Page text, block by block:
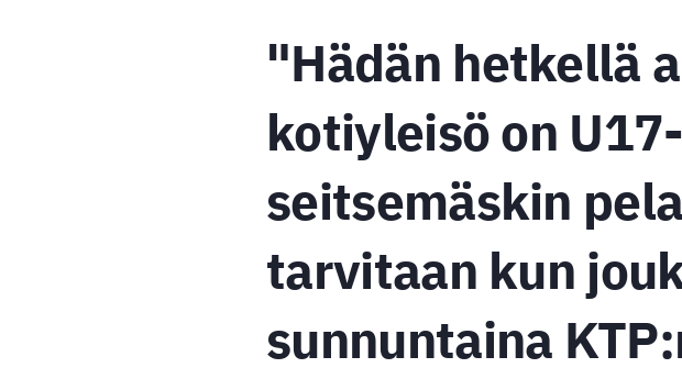
"Hädän hetkellä
kotiyleisö on
seitsemäskin
tarvitaan kun
sunnuntaina